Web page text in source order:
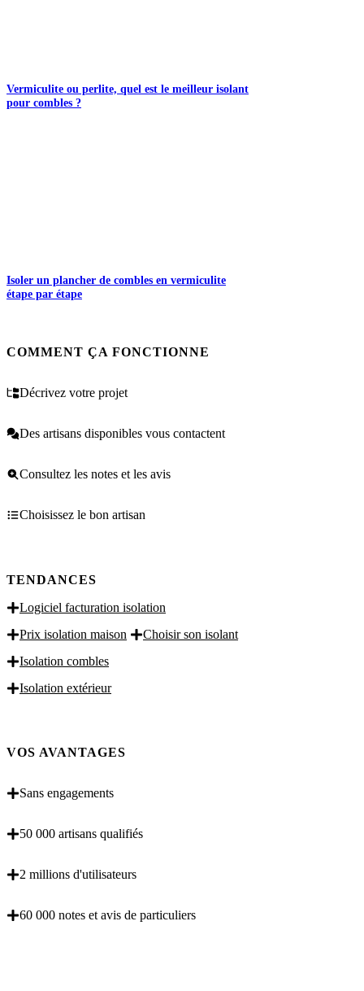
Vermiculite ou perlite, quel est le meilleur isolant
pour combles ?
Isoler un plancher de combles en vermiculite
étape par étape
COMMENT ÇA FONCTIONNE
Décrivez votre projet
Des artisans disponibles vous contactent
Consultez les notes et les avis
Choisissez le bon artisan
TENDANCES
Logiciel facturation isolation
Prix isolation maison
Choisir son isolant
Isolation combles
Isolation extérieur
VOS AVANTAGES
Sans engagements
50 000 artisans qualifiés
2 millions d'utilisateurs
60 000 notes et avis de particuliers